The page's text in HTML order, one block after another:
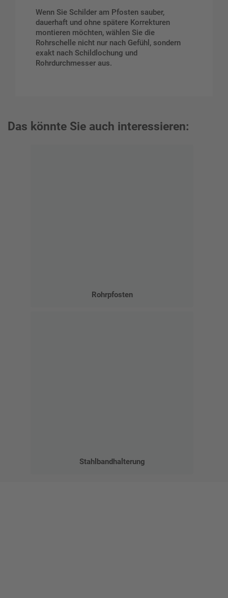
Wenn Sie Schilder am Pfosten sauber,
dauerhaft und ohne spätere Korrekturen
montieren möchten, wählen Sie die
Rohrschelle nicht nur nach Gefühl, sondern
exakt nach Schildlochung und
Rohrdurchmesser aus.
Das könnte Sie auch interessieren:
Rohrpfosten
Stahlbandhalterung